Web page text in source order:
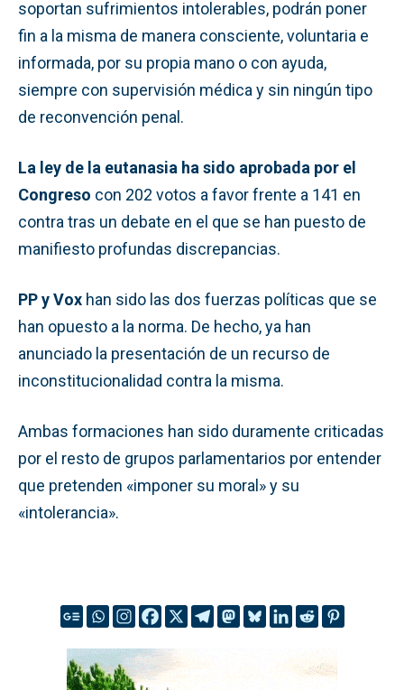
soportan sufrimientos intolerables, podrán poner
fin a la misma de manera consciente, voluntaria e
informada, por su propia mano o con ayuda,
siempre con supervisión médica y sin ningún tipo
de reconvención penal.
La ley de la eutanasia ha sido aprobada por el
Congreso con 202 votos a favor frente a 141 en
contra tras un debate en el que se han puesto de
manifiesto profundas discrepancias.
PP y Vox han sido las dos fuerzas políticas que se
han opuesto a la norma. De hecho, ya han
anunciado la presentación de un recurso de
inconstitucionalidad contra la misma.
Ambas formaciones han sido duramente criticadas
por el resto de grupos parlamentarios por entender
que pretenden «imponer su moral» y su
«intolerancia».